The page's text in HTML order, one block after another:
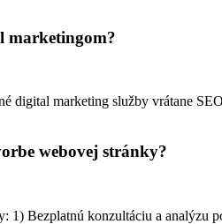
marketingom?
digital marketing služby vrátane
webovej stránky?
1) Bezplatnú konzultáciu a analýzu